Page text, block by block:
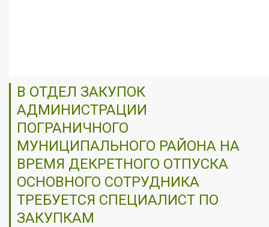
В ОТДЕЛ ЗАКУПОК
АДМИНИСТРАЦИИ
ПОГРАНИЧНОГО
МУНИЦИПАЛЬНОГО РАЙОНА НА
ВРЕМЯ ДЕКРЕТНОГО ОТПУСКА
ОСНОВНОГО СОТРУДНИКА
ТРЕБУЕТСЯ СПЕЦИАЛИСТ ПО
ЗАКУПКАМ